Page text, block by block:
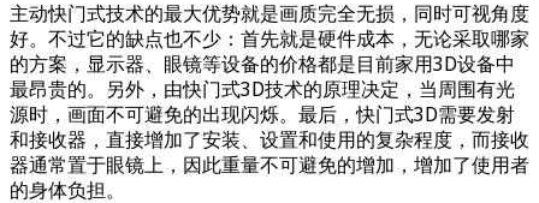
主动快门式技术的最大优势就是画质完全无损，同时可视角度
好。不过它的缺点也不少：首先就是硬件成本，无论采取哪家
的方案，显示器、眼镜等设备的价格都是目前家用3D设备中
最昂贵的。另外，由快门式3D技术的原理决定，当周围有光
源时，画面不可避免的出现闪烁。最后，快门式3D需要发射
和接收器，直接增加了安装、设置和使用的复杂程度，而接收
器通常置于眼镜上，因此重量不可避免的增加，增加了使用者
的身体负担。